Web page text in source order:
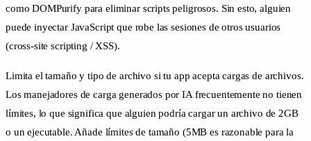
como DOMPurify para eliminar scripts peligrosos. Sin esto, alguien
puede inyectar JavaScript que robe las sesiones de otros usuarios
(cross-site scripting / XSS).
Limita el tamaño y tipo de archivo si tu app acepta cargas de archivos.
Los manejadores de carga generados por IA frecuentemente no tienen
límites, lo que significa que alguien podría cargar un archivo de 2GB
o un ejecutable. Añade límites de tamaño (5MB es razonable para la